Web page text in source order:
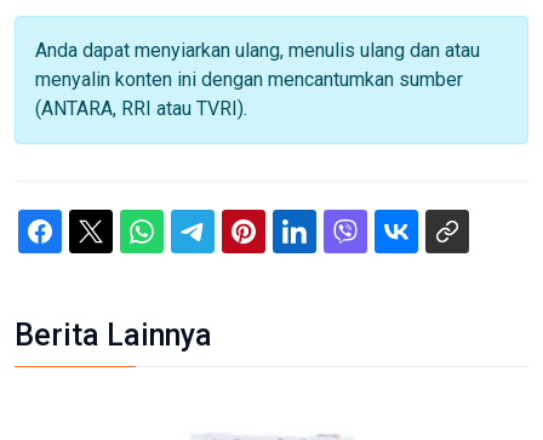
Anda dapat menyiarkan ulang, menulis ulang dan atau
menyalin konten ini dengan mencantumkan sumber
(ANTARA, RRI atau TVRI).
Berita Lainnya